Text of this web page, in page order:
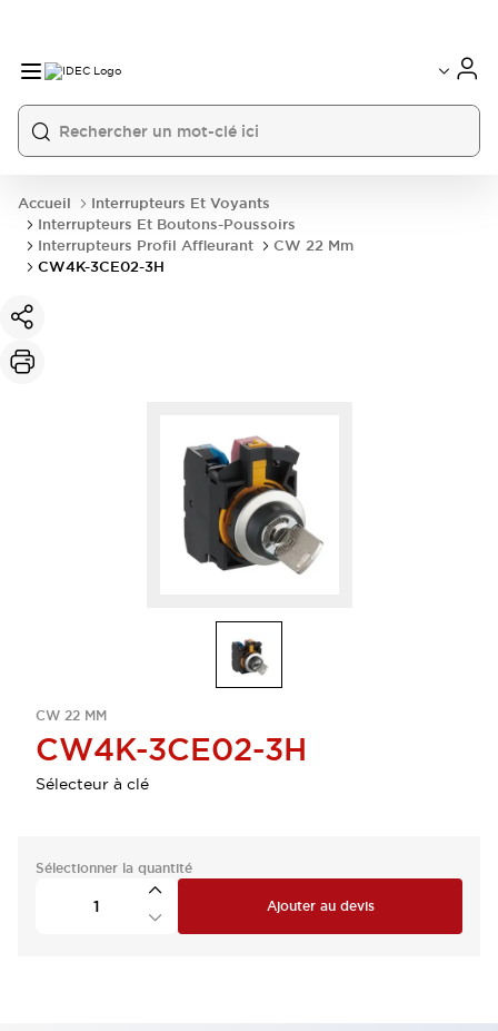
Accueil
Interrupteurs Et Voyants
Interrupteurs Et Boutons-Poussoirs
Interrupteurs Profil Affleurant
CW 22 Mm
CW4K-3CE02-3H
CW 22 MM
CW4K-3CE02-3H
Sélecteur à clé
Sélectionner la quantité
Ajouter au devis